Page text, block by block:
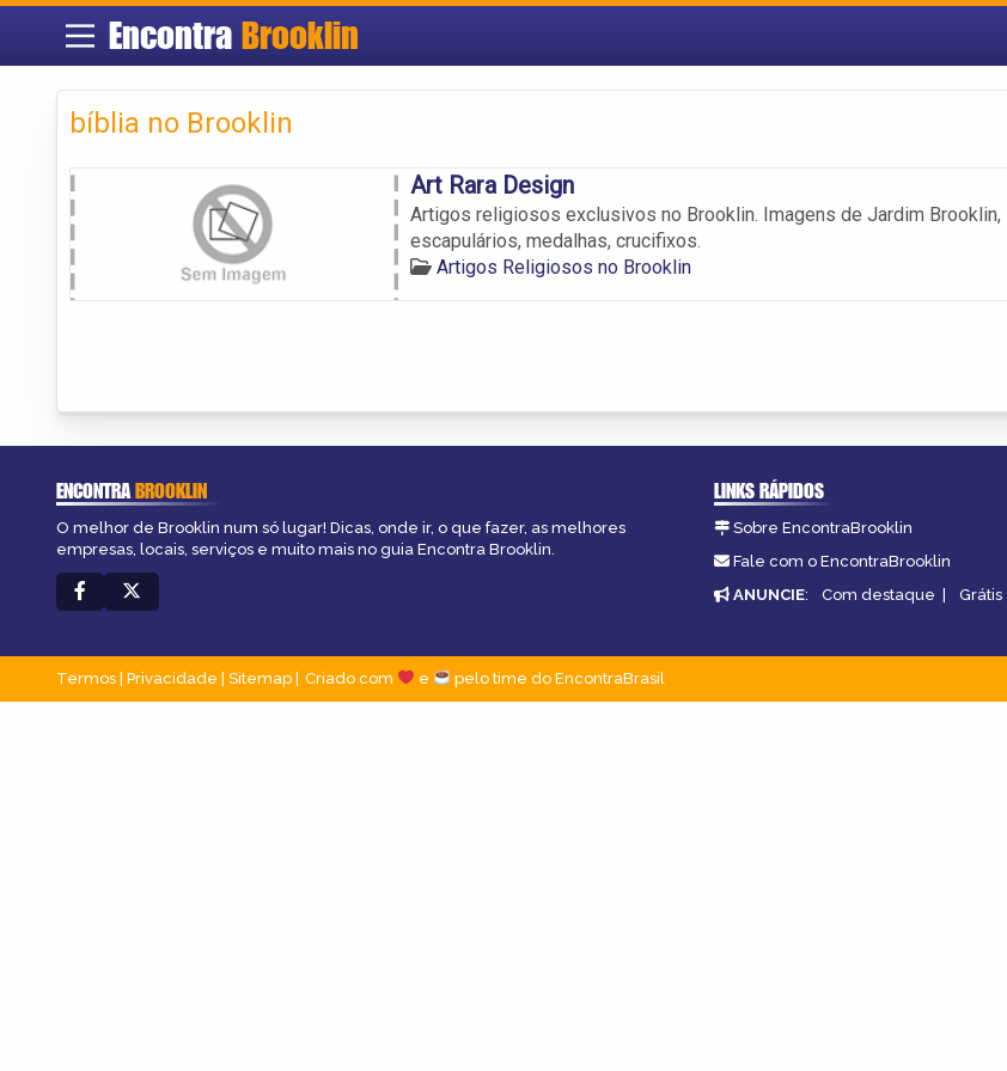
Encontra Brooklin
bíblia no Brooklin
Art Rara Design
Artigos religiosos exclusivos no Brooklin. Imagens de Jardim Brooklin,
escapulários, medalhas, crucifixos.
Artigos Religiosos no Brooklin
ENCONTRABROOKLIN
O melhor de Brooklin num só lugar! Dicas, onde ir, o que fazer, as melhores
empresas, locais, serviços e muito mais no guia Encontra Brooklin.
LINKS RÁPIDOS
Sobre EncontraBrooklin
Fale com o EncontraBrooklin
ANUNCIE: Com destaque | Grátis
Termos Privacidade Sitemap Criado com e pelo time do EncontraBrasil